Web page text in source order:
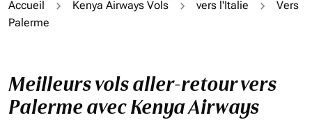
Accueil Kenya Airways Vols vers l'Italie
Vers
Palerme
Meilleurs vols aller-retour vers
Palerme avec Kenya Airways